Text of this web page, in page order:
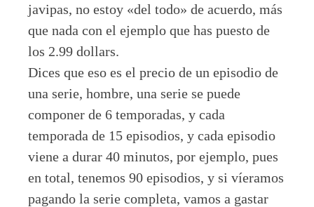
javipas, no estoy «del todo» de acuerdo, más
que nada con el ejemplo que has puesto de
los 2.99 dollars.
Dices que eso es el precio de un episodio de
una serie, hombre, una serie se puede
componer de 6 temporadas, y cada
temporada de 15 episodios, y cada episodio
viene a durar 40 minutos, por ejemplo, pues
en total, tenemos 90 episodios, y si víeramos
pagando la serie completa, vamos a gastar